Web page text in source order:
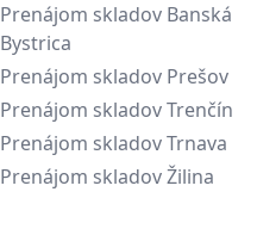
Prenájom skladov Banská
Bystrica
Prenájom skladov Prešov
Prenájom skladov Trenčín
Prenájom skladov Trnava
Prenájom skladov Žilina